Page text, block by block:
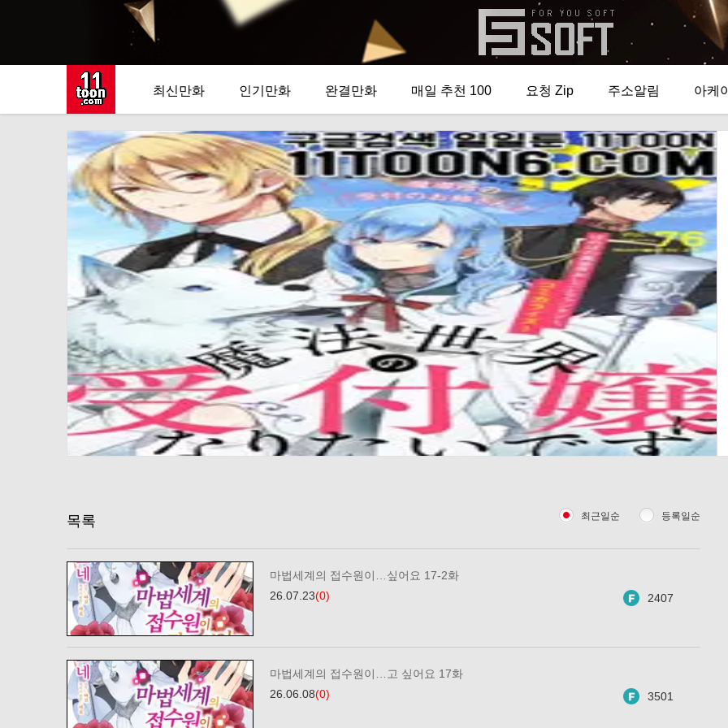
최신만화 인기만화 완결만화 매일 추천 100 요청 Zip 주소알림 아케
목록 최근일순 등록일순
마법세계의 접수원이…싶어요 17-2화
26.07.23(0) 2407
마법세계의 접수원이…고 싶어요 17화
26.06.08(0) 3501